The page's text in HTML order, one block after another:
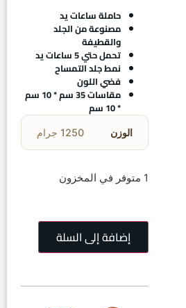
حاملة ساعات يد
مصنوعة من الجلد
والقطيفة
تحمل حتي 5 ساعات يد
نمط جلد التمساح
فضي اللون
مقاسات 35 سم * 10 سم
* 10 سم
الوزن 1250 جرام
1 متوفر في المخزون
إضافة إلى السلة